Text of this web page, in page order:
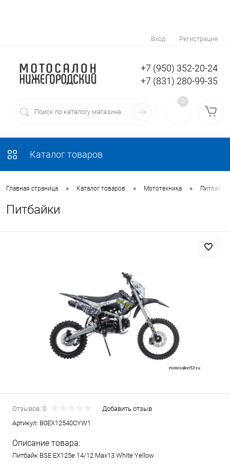
Вход Регистрация
+7 (950) 352-20-24
+7 (831) 280-99-35
0
Каталог товаров
Главная страница • Каталог товаров • Мототехника • Питбайки
Питбайки
Отзывов: 0
Добавить отзыв
Артикул: B0EX12540CYW1
Описание товара:
Питбайк BSE EX125e 14/12 Max13 White Yellow